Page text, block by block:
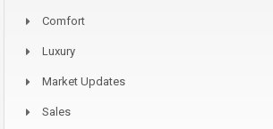
Comfort
Luxury
Market Updates
Sales